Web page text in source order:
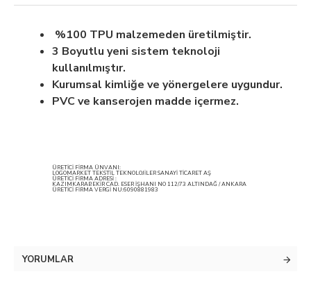
%100 TPU malzemeden üretilmiştir.
3 Boyutlu yeni sistem teknoloji
kullanılmıştır.
Kurumsal kimliğe ve yönergelere uygundur.
PVC ve kanserojen madde içermez.
ÜRETİCİ FİRMA ÜNVANI:
LOGOMARKET TEKSTİL TEKNOLOJİLER SANAYİ TİCARET AŞ
ÜRETİCİ FİRMA ADRESİ :
KAZIMKARABEKİR CAD. ESER İŞHANI NO 112/73 ALTINDAĞ / ANKARA
ÜRETİCİ FİRMA VERGİ NU:6090881983
YORUMLAR